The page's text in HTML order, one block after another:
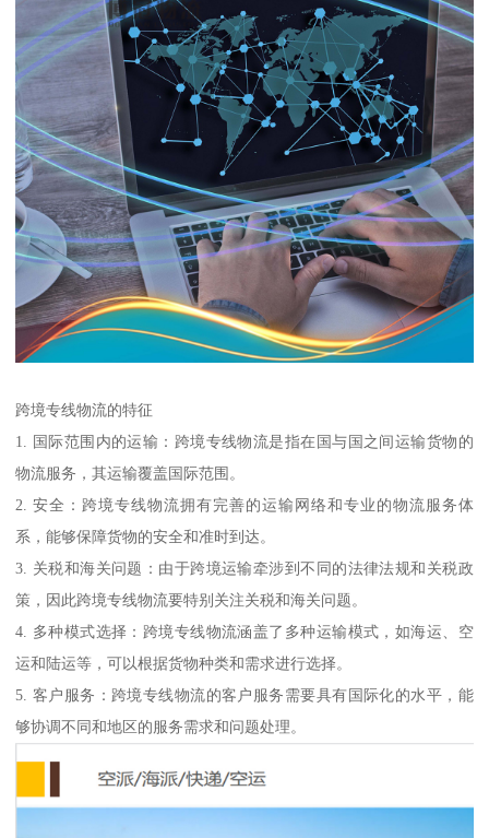
跨境专线物流的特征
1. 国际范围内的运输：跨境专线物流是指在国与国之间运输货物的
物流服务，其运输覆盖国际范围。
2. 安全：跨境专线物流拥有完善的运输网络和专业的物流服务体
系，能够保障货物的安全和准时到达。
3. 关税和海关问题：由于跨境运输牵涉到不同的法律法规和关税政
策，因此跨境专线物流要特别关注关税和海关问题。
4. 多种模式选择：跨境专线物流涵盖了多种运输模式，如海运、空
运和陆运等，可以根据货物种类和需求进行选择。
5. 客户服务：跨境专线物流的客户服务需要具有国际化的水平，能
够协调不同和地区的服务需求和问题处理。